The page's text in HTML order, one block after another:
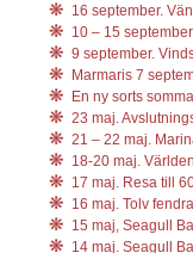
16 september.
10 – 15
9 september.
Marmaris 7
En ny sorts
23 maj.
21 – 22 maj.
18-20 maj.
17 maj. Resa till
16 maj. Tolv
15 maj, Seagull
14 maj. Seagull